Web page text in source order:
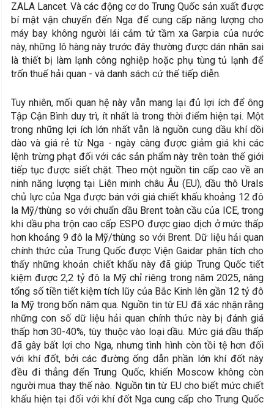
ZALA Lancet. Và các động cơ do Trung Quốc sản xuất được
bí mật vận chuyển đến Nga để cung cấp năng lượng cho
máy bay không người lái cảm tử tầm xa Garpia của nước
này, những lô hàng này trước đây thường được dán nhãn sai
là thiết bị làm lạnh công nghiệp hoặc phụ tùng tủ lạnh để
trốn thuế hải quan - và danh sách cứ thế tiếp diễn.
Tuy nhiên, mối quan hệ này vẫn mang lại đủ lợi ích để ông
Tập Cận Bình duy trì, ít nhất là trong thời điểm hiện tại. Một
trong những lợi ích lớn nhất vẫn là nguồn cung dầu khí dồi
dào và giá rẻ từ Nga - ngày càng được giảm giá khi các
lệnh trừng phạt đối với các sản phẩm này trên toàn thế giới
tiếp tục được siết chặt. Theo một nguồn tin cấp cao về an
ninh năng lượng tại Liên minh châu Âu (EU), dầu thô Urals
chủ lực của Nga được bán với giá chiết khấu khoảng 12 đô
la Mỹ/thùng so với chuẩn dầu Brent toàn cầu của ICE, trong
khi dầu pha trộn cao cấp ESPO được giao dịch ở mức thấp
hơn khoảng 9 đô la Mỹ/thùng so với Brent. Dữ liệu hải quan
chính thức của Trung Quốc được Viện Gaidar phân tích cho
thấy những khoản chiết khấu này đã giúp Trung Quốc tiết
kiệm được 2,2 tỷ đô la Mỹ chỉ riêng trong năm 2025, nâng
tổng số tiền tiết kiệm tích lũy của Bắc Kinh lên gần 12 tỷ đô
la Mỹ trong bốn năm qua. Nguồn tin từ EU đã xác nhận rằng
những con số dữ liệu hải quan chính thức này bị đánh giá
thấp hơn 30-40%, tùy thuộc vào loại dầu. Mức giá dầu thấp
đã gây bất lợi cho Nga, nhưng tình hình còn tồi tệ hơn đối
với khí đốt, bởi các đường ống dẫn phần lớn khí đốt này
đều đi thẳng đến Trung Quốc, khiến Moscow không còn
người mua thay thế nào. Nguồn tin từ EU cho biết mức chiết
khấu hiện tại đối với khí đốt Nga cung cấp cho Trung Quốc